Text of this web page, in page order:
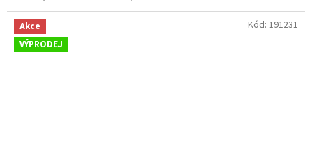
5
hvězdiček.
Akce
VÝPRODEJ
Kód: 191231